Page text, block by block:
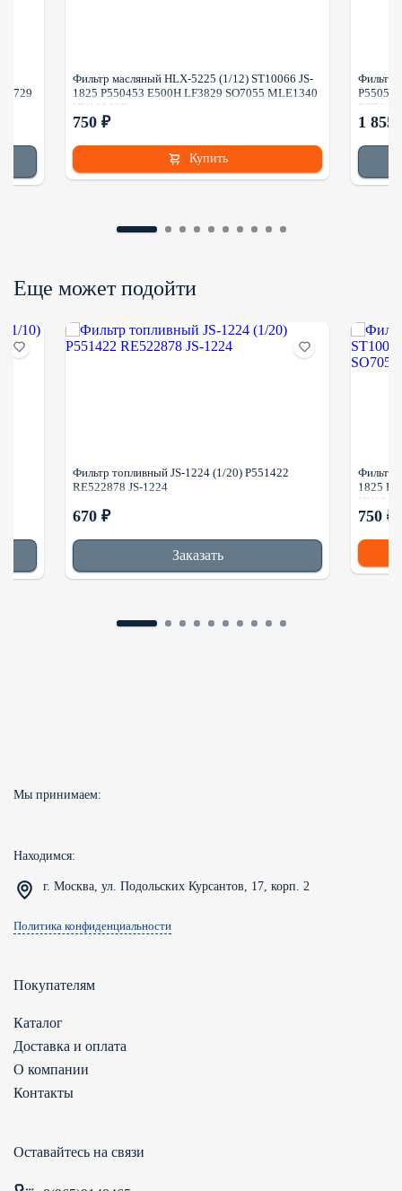
5729
Фильтр масляный HLX-5225 (1/12) ST10066 JS-
1825 P550453 E500H LF3829 SO7055 MLE1340
HU12140X
750 ₽
Купить
Фильтр
1 855
Еще может подойти
Фильтр топливный JS-1224 (1/20) P551422
RE522878 JS-1224
670 ₽
Заказать
Фильтр
1825
750 ₽
Мы принимаем:
Находимся:
г. Москва, ул. Подольских Курсантов, 17, корп. 2
Политика конфиденциальности
Покупателям
Каталог
Доставка и оплата
О компании
Контакты
Оставайтесь на связи